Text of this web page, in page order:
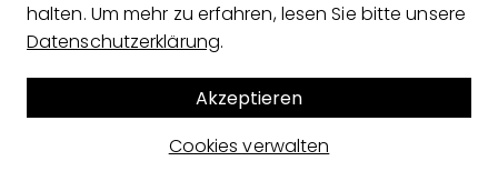
halten. Um mehr zu erfahren, lesen Sie bitte unsere
Datenschutzerklärung.
Cookies verwalten
Akzeptieren